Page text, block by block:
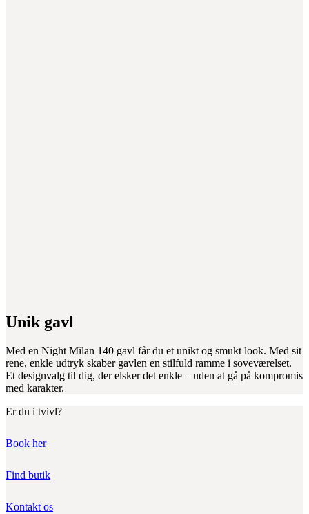
Unik gavl
Med en Night Milan 140 gavl får du et unikt og smukt look. Med sit
rene, enkle udtryk skaber gavlen en stilfuld ramme i soveværelset.
Et designvalg til dig, der elsker det enkle – uden at gå på kompromis
med karakter.
Er du i tvivl?
Book her
Find butik
Kontakt os